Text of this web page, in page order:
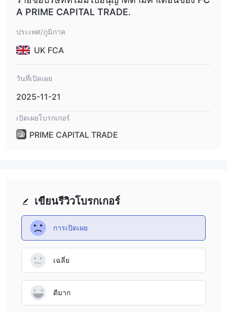
A PRIME CAPITAL TRADE.
ประเทศ/ภูมิภาค
UK FCA
วันที่เปิดเผย
2025-11-21
เปิดเผยโบรกเกอร์
PRIME CAPITAL TRADE
เขียนรีวิวโบรกเกอร์
การเปิดเผย
เฉลี่ย
ดีมาก